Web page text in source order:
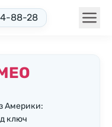
88-28
Америки:
ключ